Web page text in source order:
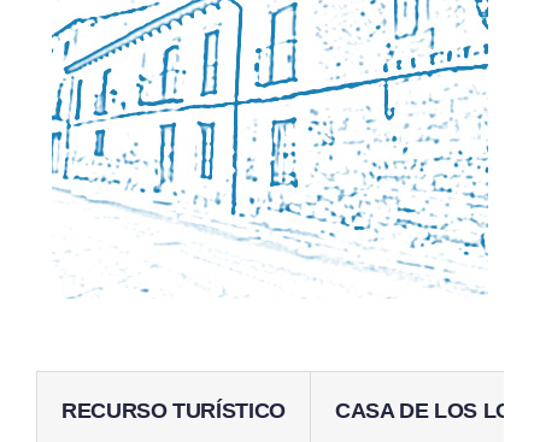
RECURSO TURÍSTICO CASA DE LOS